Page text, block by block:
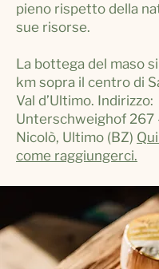
pieno rispetto della
sue risorse.
La bottega del maso
km sopra il centro di
Val d’Ultimo. Indirizzo:
Unterschweighof 267
Nicolò, Ultimo (BZ)
come raggiungerci.